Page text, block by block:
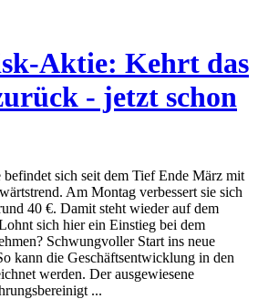
Aktie: Kehrt das
- jetzt schon
sich seit dem Tief Ende März mit
Am Montag verbessert sie sich
40 €. Damit steht wieder auf dem
sich hier ein Einstieg bei dem
Schwungvoller Start ins neue
kann die Geschäftsentwicklung in den
werden. Der ausgewiesene
...